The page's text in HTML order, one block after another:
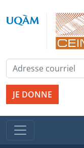
JE DONNE